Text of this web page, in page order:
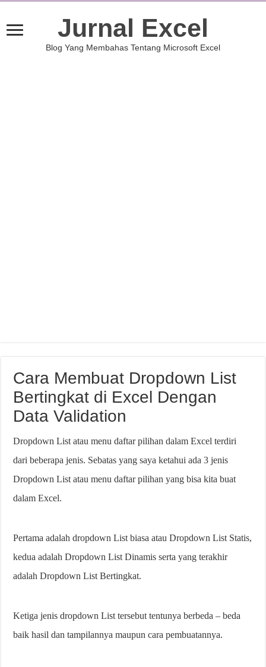
Jurnal Excel
Blog Yang Membahas Tentang Microsoft Excel
Cara Membuat Dropdown List
Bertingkat di Excel Dengan
Data Validation
Dropdown List atau menu daftar pilihan dalam Excel terdiri
dari beberapa jenis. Sebatas yang saya ketahui ada 3 jenis
Dropdown List atau menu daftar pilihan yang bisa kita buat
dalam Excel.
Pertama adalah dropdown List biasa atau Dropdown List Statis,
kedua adalah Dropdown List Dinamis serta yang terakhir
adalah Dropdown List Bertingkat.
Ketiga jenis dropdown List tersebut tentunya berbeda – beda
baik hasil dan tampilannya maupun cara pembuatannya.